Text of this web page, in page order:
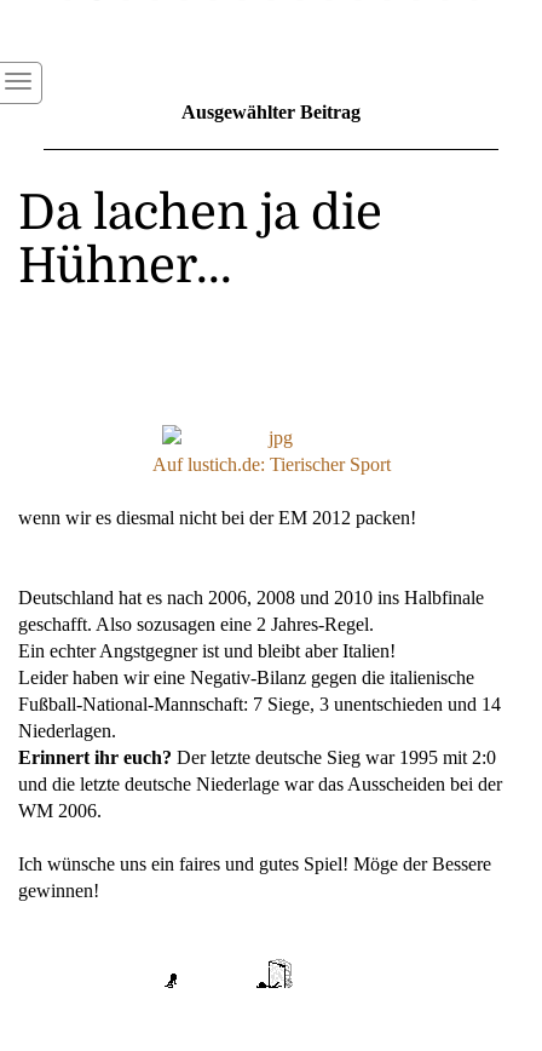
Ausgewählter Beitrag
Da lachen ja die
Hühner...
Auf lustich.de: Tierischer Sport
wenn wir es diesmal nicht bei der EM 2012 packen!
Deutschland hat es nach 2006, 2008 und 2010 ins Halbfinale
geschafft. Also sozusagen eine 2 Jahres-Regel.
Ein echter Angstgegner ist und bleibt aber Italien!
Leider haben wir eine Negativ-Bilanz gegen die italienische
Fußball-National-Mannschaft: 7 Siege, 3 unentschieden und 14
Niederlagen.
Erinnert ihr euch? Der letzte deutsche Sieg war 1995 mit 2:0
und die letzte deutsche Niederlage war das Ausscheiden bei der
WM 2006.
Ich wünsche uns ein faires und gutes Spiel! Möge der Bessere
gewinnen!